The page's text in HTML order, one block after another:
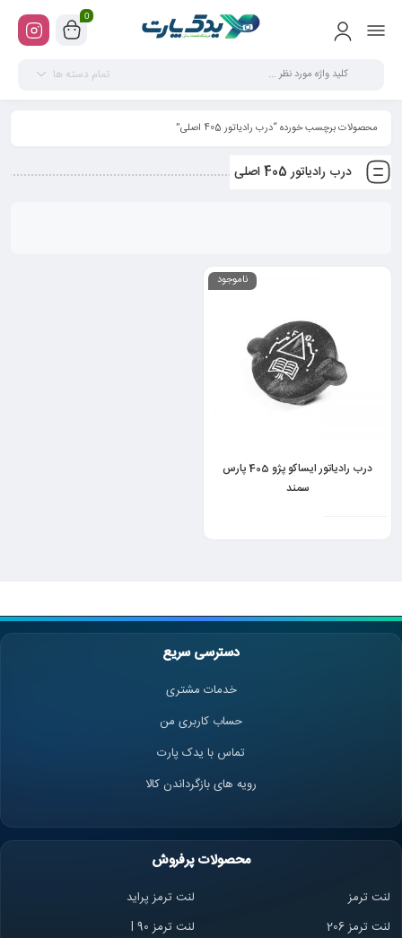
0
تمام دسته ها
محصولات برچسب خورده “درب رادیاتور 405 اصلی”
درب رادیاتور 405 اصلی
ناموجود
درب رادیاتور ایساکو پژو 405 پارس
سمند
دسترسی سریع
خدمات مشتری
حساب کاربری من
تماس با یدک پارت
رویه های بازگرداندن کالا
محصولات پرفروش
لنت ترمز
لنت ترمز پراید
لنت ترمز 206
لنت ترمز l 90